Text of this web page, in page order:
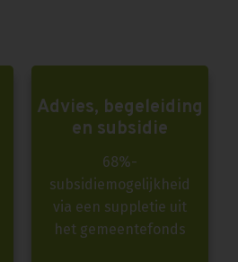
Advies, begeleiding
en subsidie
68%-
subsidiemogelijkheid
via een suppletie uit
het gemeentefonds